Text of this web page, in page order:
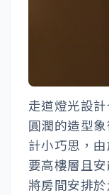
走道燈光設
圓潤的造型
計小巧思，
要高樓層且
將房間安排